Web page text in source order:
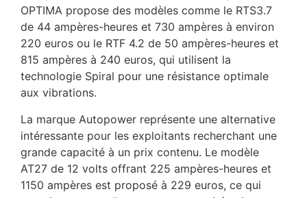
OPTIMA propose des modèles comme le RTS3.7
de 44 ampères-heures et 730 ampères à environ
220 euros ou le RTF 4.2 de 50 ampères-heures et
815 ampères à 240 euros, qui utilisent la
technologie Spiral pour une résistance optimale
aux vibrations.
La marque Autopower représente une alternative
intéressante pour les exploitants recherchant une
grande capacité à un prix contenu. Le modèle
AT27 de 12 volts offrant 225 ampères-heures et
1150 ampères est proposé à 229 euros, ce qui